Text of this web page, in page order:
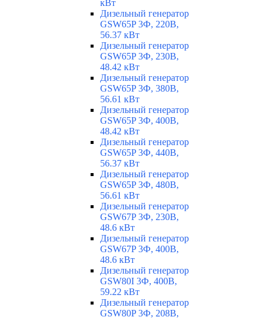
кВт
Дизельный генератор
GSW65P 3Ф, 220В,
56.37 кВт
Дизельный генератор
GSW65P 3Ф, 230В,
48.42 кВт
Дизельный генератор
GSW65P 3Ф, 380В,
56.61 кВт
Дизельный генератор
GSW65P 3Ф, 400В,
48.42 кВт
Дизельный генератор
GSW65P 3Ф, 440В,
56.37 кВт
Дизельный генератор
GSW65P 3Ф, 480В,
56.61 кВт
Дизельный генератор
GSW67P 3Ф, 230В,
48.6 кВт
Дизельный генератор
GSW67P 3Ф, 400В,
48.6 кВт
Дизельный генератор
GSW80I 3Ф, 400В,
59.22 кВт
Дизельный генератор
GSW80P 3Ф, 208В,